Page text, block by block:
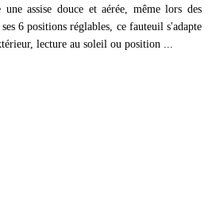
assise douce et aérée, même lors des
6 positions réglables, ce fauteuil s'adapte
lecture au soleil ou position ...